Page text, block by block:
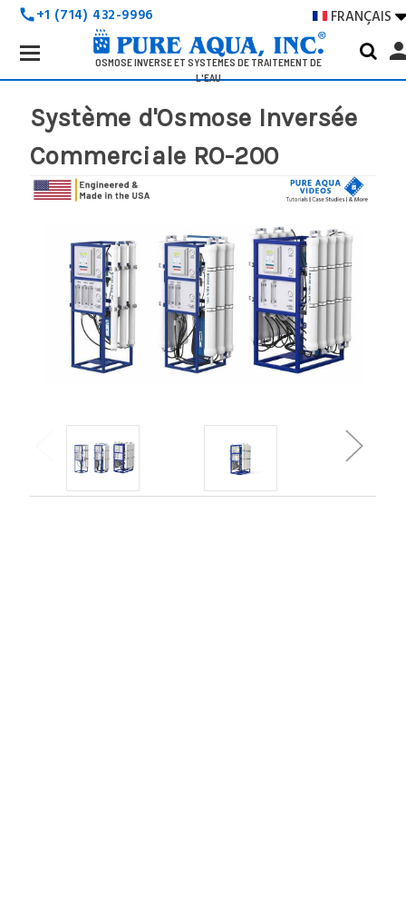
call+1 (714) 432-9996 FRANÇAIS
OSMOSE INVERSE ET SYSTÈMES DE TRAITEMENT DE
L'EAU
Search
Keyword:
Système d'Osmose Inversée
Commerciale RO-200